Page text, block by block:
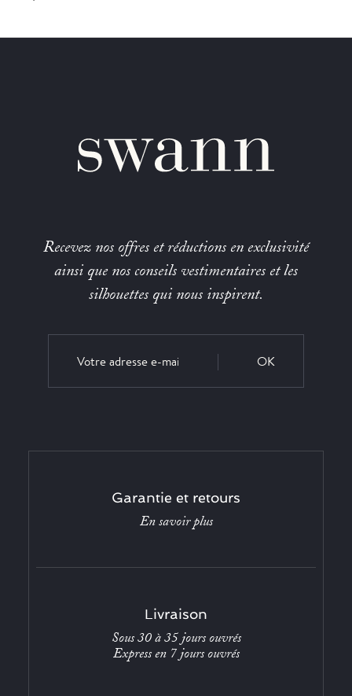
Recevez nos offres et réductions en exclusivité
ainsi que nos conseils vestimentaires et les
silhouettes qui nous inspirent.
OK
Garantie et retours
En savoir plus
Livraison
Sous 30 à 35 jours ouvrés
Express en 7 jours ouvrés